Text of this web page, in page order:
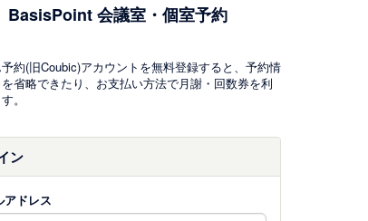
BasisPoint 会議室・個室予約
約(旧Coubic)アカウントを無料登録すると、予約情
省略できたり、お支払い方法で月謝・回数券を利
。
ン
アドレス